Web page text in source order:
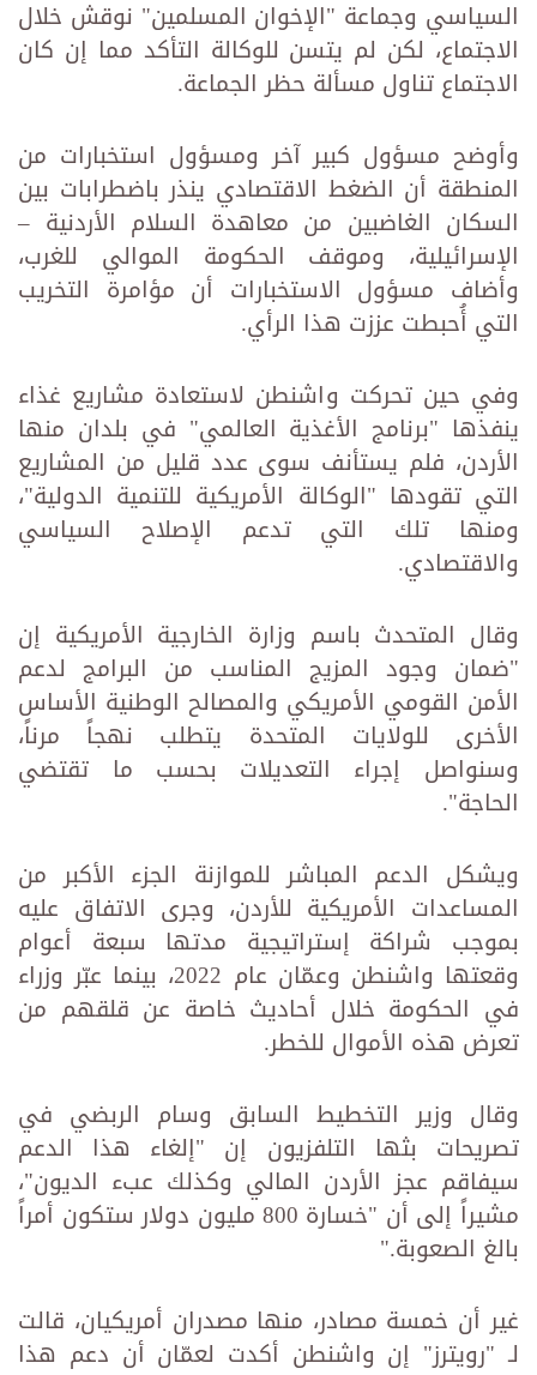
السياسي وجماعة "الإخوان المسلمين" نوقش خلال
الاجتماع، لكن لم يتسن للوكالة التأكد مما إن كان
الاجتماع تناول مسألة حظر الجماعة.
وأوضح مسؤول كبير آخر ومسؤول استخبارات من
المنطقة أن الضغط الاقتصادي ينذر باضطرابات بين
السكان الغاضبين من معاهدة السلام الأردنية –
الإسرائيلية، وموقف الحكومة الموالي للغرب،
وأضاف مسؤول الاستخبارات أن مؤامرة التخريب
التي أُحبطت عززت هذا الرأي.
وفي حين تحركت واشنطن لاستعادة مشاريع غذاء
ينفذها "برنامج الأغذية العالمي" في بلدان منها
الأردن، فلم يستأنف سوى عدد قليل من المشاريع
التي تقودها "الوكالة الأمريكية للتنمية الدولية"،
ومنها تلك التي تدعم الإصلاح السياسي
والاقتصادي.
وقال المتحدث باسم وزارة الخارجية الأمريكية إن
"ضمان وجود المزيج المناسب من البرامج لدعم
الأمن القومي الأمريكي والمصالح الوطنية الأساس
الأخرى للولايات المتحدة يتطلب نهجاً مرناً،
وسنواصل إجراء التعديلات بحسب ما تقتضي
الحاجة".
ويشكل الدعم المباشر للموازنة الجزء الأكبر من
المساعدات الأمريكية للأردن، وجرى الاتفاق عليه
بموجب شراكة إستراتيجية مدتها سبعة أعوام
وقعتها واشنطن وعمّان عام 2022، بينما عبّر وزراء
في الحكومة خلال أحاديث خاصة عن قلقهم من
تعرض هذه الأموال للخطر.
وقال وزير التخطيط السابق وسام الربضي في
تصريحات بثها التلفزيون إن "إلغاء هذا الدعم
سيفاقم عجز الأردن المالي وكذلك عبء الديون"،
مشيراً إلى أن "خسارة 800 مليون دولار ستكون أمراً
بالغ الصعوبة."
غير أن خمسة مصادر، منها مصدران أمريكيان، قالت
لـ "رويترز" إن واشنطن أكدت لعمّان أن دعم هذا